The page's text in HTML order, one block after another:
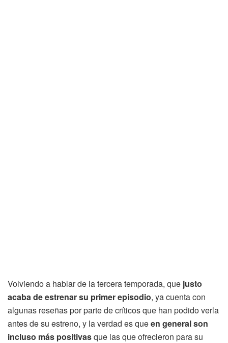
Volviendo a hablar de la tercera temporada, que justo
acaba de estrenar su primer episodio, ya cuenta con
algunas reseñas por parte de críticos que han podido verla
antes de su estreno, y la verdad es queen general son
incluso más positivasque las que ofrecieron para su